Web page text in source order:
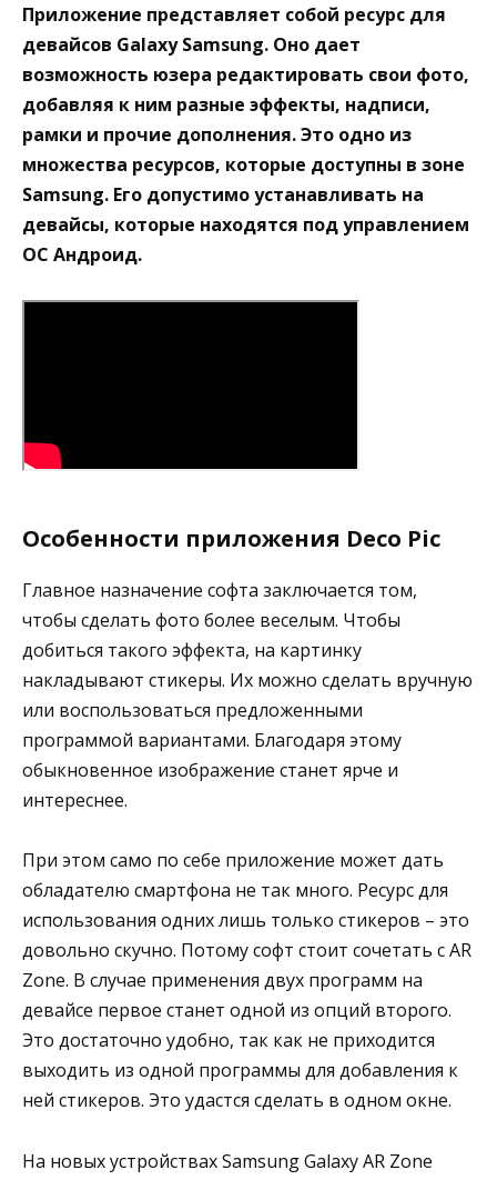
Приложение представляет собой ресурс для
девайсов Galaxy Samsung. Оно дает
возможность юзера редактировать свои фото,
добавляя к ним разные эффекты, надписи,
рамки и прочие дополнения. Это одно из
множества ресурсов, которые доступны в зоне
Samsung. Его допустимо устанавливать на
девайсы, которые находятся под управлением
ОС Андроид.
Особенности приложения Deco Pic
Главное назначение софта заключается том,
чтобы сделать фото более веселым. Чтобы
добиться такого эффекта, на картинку
накладывают стикеры. Их можно сделать вручную
или воспользоваться предложенными
программой вариантами. Благодаря этому
обыкновенное изображение станет ярче и
интереснее.
При этом само по себе приложение может дать
обладателю смартфона не так много. Ресурс для
использования одних лишь только стикеров – это
довольно скучно. Потому софт стоит сочетать с AR
Zone. В случае применения двух программ на
девайсе первое станет одной из опций второго.
Это достаточно удобно, так как не приходится
выходить из одной программы для добавления к
ней стикеров. Это удастся сделать в одном окне.
На новых устройствах Samsung Galaxy AR Zone